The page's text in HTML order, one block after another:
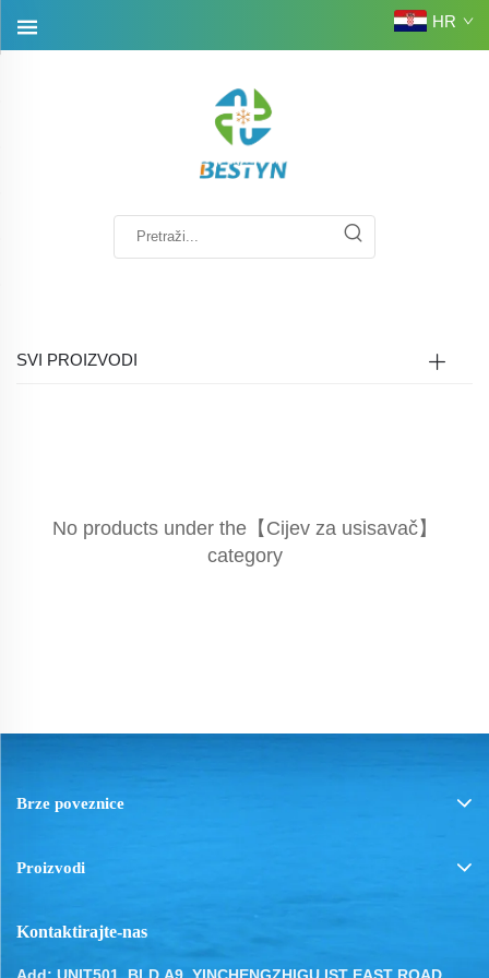
HR
SVI PROIZVODI
No products under the【Cijev za usisavač】
category
Brze poveznice
Proizvodi
Kontaktirajte-nas